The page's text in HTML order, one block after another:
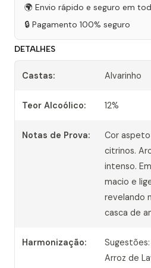
🌍 Envio rápido e seguro em
🔒 Pagamento 100% seguro
DETALHES
Castas: Alvarinho
Teor Alcoólico: 12%
Notas de Prova:
Cor
citrinos.
intenso.
macio e
revelando
casca de
Harmonização:
Arroz de